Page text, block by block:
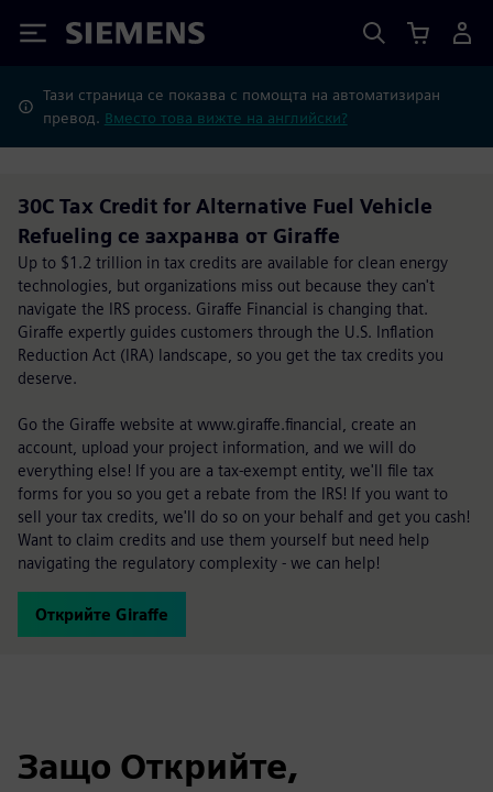
Siemens
Тази страница се показва с помощта на автоматизиран
превод. Вместо това вижте на английски?
30C Tax Credit for Alternative Fuel Vehicle
Refueling се захранва от Giraffe
Up to $1.2 trillion in tax credits are available for clean energy
technologies, but organizations miss out because they can't
navigate the IRS process. Giraffe Financial is changing that.
Giraffe expertly guides customers through the U.S. Inflation
Reduction Act (IRA) landscape, so you get the tax credits you
deserve.
Go the Giraffe website at www.giraffe.financial, create an
account, upload your project information, and we will do
everything else! If you are a tax-exempt entity, we'll file tax
forms for you so you get a rebate from the IRS! If you want to
sell your tax credits, we'll do so on your behalf and get you cash!
Want to claim credits and use them yourself but need help
navigating the regulatory complexity - we can help!
Открийте Giraffe
Защо Открийте,